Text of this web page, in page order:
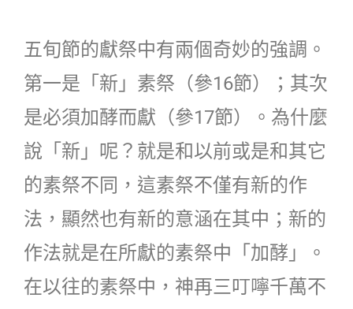
五旬節的獻祭中有兩個奇妙的強調。
第一是「新」素祭（參16節）；其次
是必須加酵而獻（參17節）。為什麼
說「新」呢？就是和以前或是和其它
的素祭不同，這素祭不僅有新的作
法，顯然也有新的意涵在其中；新的
作法就是在所獻的素祭中「加酵」。
在以往的素祭中，神再三叮嚀千萬不